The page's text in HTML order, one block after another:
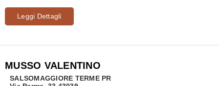
Leggi Dettagli
MUSSO VALENTINO
SALSOMAGGIORE TERME PR